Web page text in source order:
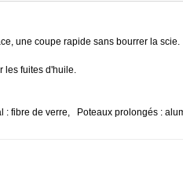
une coupe rapide sans bourrer la scie.
fuites d'huile.
fibre de verre, Poteaux prolongés :